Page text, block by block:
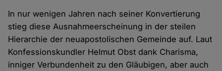
In nur wenigen Jahren nach seiner Konvertierung
stieg diese Ausnahmeerscheinung in der steilen
Hierarchie der neuapostolischen Gemeinde auf. Laut
Konfessionskundler Helmut Obst dank Charisma,
inniger Verbundenheit zu den Gläubigen, aber auch